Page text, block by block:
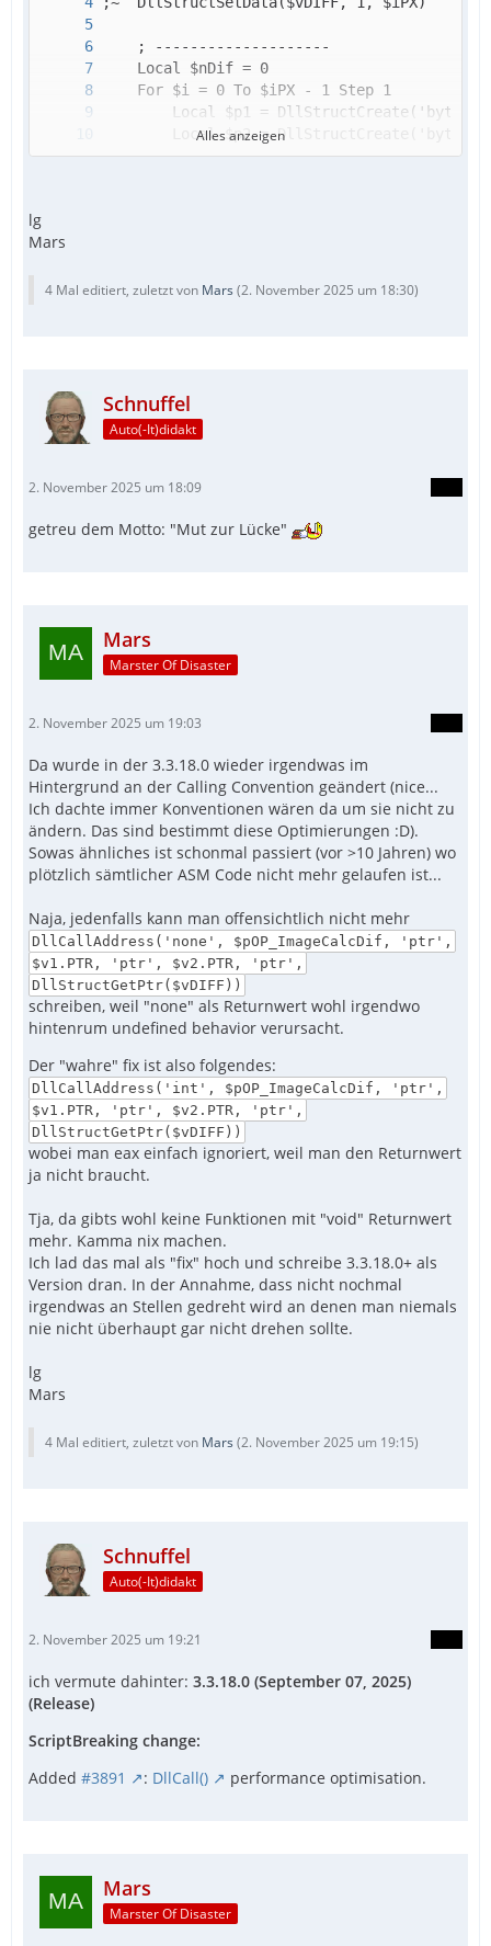
EndFunc
Alles anzeigen
lg
Mars
4 Mal editiert, zuletzt von Mars (2. November 2025 um 18:30)
Schnuffel
Auto(-It)didakt
2. November 2025 um 18:09
getreu dem Motto: "Mut zur Lücke"
Mars
Marster Of Disaster
2. November 2025 um 19:03
Da wurde in der 3.3.18.0 wieder irgendwas im
Hintergrund an der Calling Convention geändert (nice...
Ich dachte immer Konventionen wären da um sie nicht zu
ändern. Das sind bestimmt diese Optimierungen :D).
Sowas ähnliches ist schonmal passiert (vor >10 Jahren) wo
plötzlich sämtlicher ASM Code nicht mehr gelaufen ist...
Naja, jedenfalls kann man offensichtlich nicht mehr
DllCallAddress('none', $pOP_ImageCalcDif, 'ptr',
$v1.PTR, 'ptr', $v2.PTR, 'ptr',
DllStructGetPtr($vDIFF))
schreiben, weil "none" als Returnwert wohl irgendwo
hintenrum undefined behavior verursacht.
Der "wahre" fix ist also folgendes:
DllCallAddress('int', $pOP_ImageCalcDif, 'ptr',
$v1.PTR, 'ptr', $v2.PTR, 'ptr',
DllStructGetPtr($vDIFF))
wobei man eax einfach ignoriert, weil man den Returnwert
ja nicht braucht.
Tja, da gibts wohl keine Funktionen mit "void" Returnwert
mehr. Kamma nix machen.
Ich lad das mal als "fix" hoch und schreibe 3.3.18.0+ als
Version dran. In der Annahme, dass nicht nochmal
irgendwas an Stellen gedreht wird an denen man niemals
nie nicht überhaupt gar nicht drehen sollte.
lg
Mars
4 Mal editiert, zuletzt von Mars (2. November 2025 um 19:15)
Schnuffel
Auto(-It)didakt
2. November 2025 um 19:21
ich vermute dahinter: 3.3.18.0 (September 07, 2025)
(Release)
ScriptBreaking change:
Added #3891 : DllCall() performance optimisation.
Mars
Marster Of Disaster